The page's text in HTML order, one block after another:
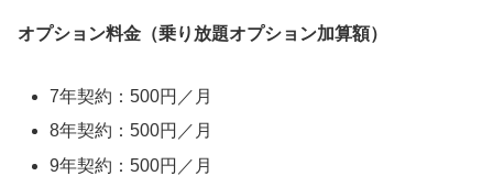
オプション料金（乗り放題オプション加算額）
7年契約：500円／月
8年契約：500円／月
9年契約：500円／月